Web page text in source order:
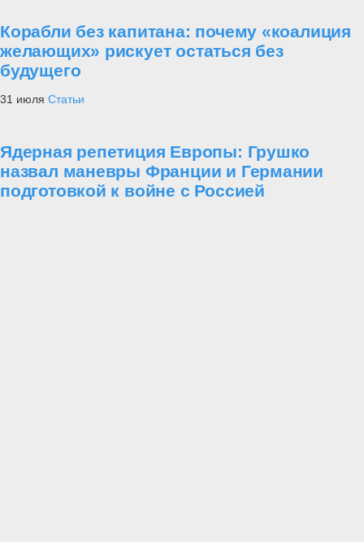
Корабли без капитана: почему «коалиция
желающих» рискует остаться без
будущего
31 июля Статьи
Ядерная репетиция Европы: Грушко
назвал маневры Франции и Германии
подготовкой к войне с Россией